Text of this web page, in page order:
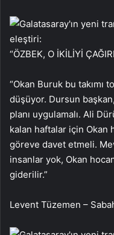
“ÖZBEK, O İKİLİYİ
“Okan Buruk bu takımı
düşüyor. Dursun
planı uygulamalı. Ali
kalan haftalar için Okan
göreve davet etmeli.
insanlar yok, Okan
giderilir.”
Levent Tüzemen –